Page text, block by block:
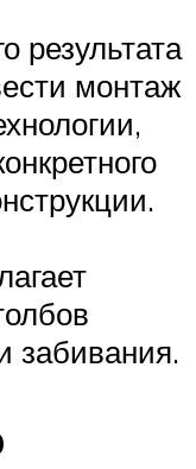
результата
монтаж
забивания.